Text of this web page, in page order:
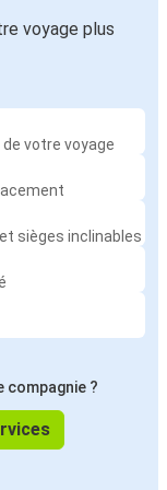
voyage plus
votre voyage
sièges inclinables
compagnie ?